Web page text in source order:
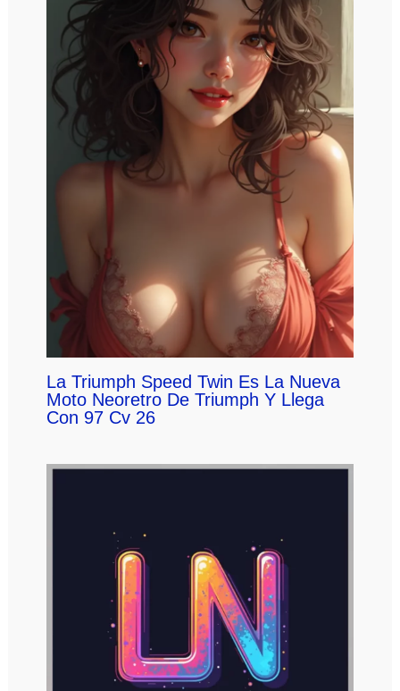
La Triumph Speed Twin Es La Nueva
Moto Neoretro De Triumph Y Llega
Con 97 Cv 26